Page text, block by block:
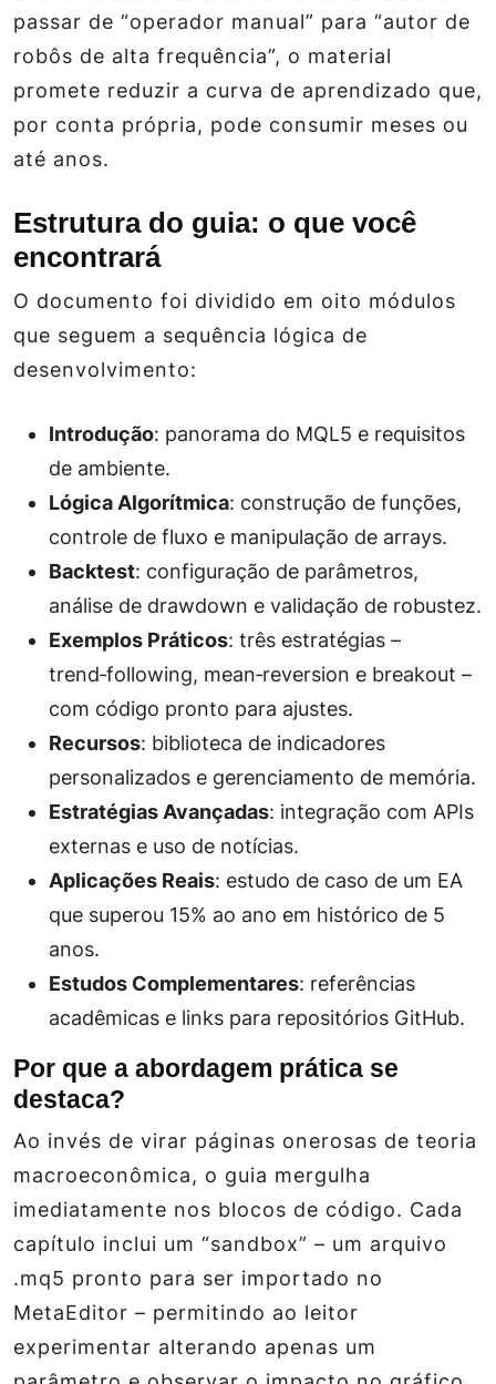
passar de “operador manual” para “autor de
robôs de alta frequência”, o material
promete reduzir a curva de aprendizado que,
por conta própria, pode consumir meses ou
até anos.
Estrutura do guia: o que você
encontrará
O documento foi dividido em oito módulos
que seguem a sequência lógica de
desenvolvimento:
Introdução: panorama do MQL5 e requisitos
de ambiente.
Lógica Algorítmica: construção de funções,
controle de fluxo e manipulação de arrays.
Backtest: configuração de parâmetros,
análise de drawdown e validação de robustez.
Exemplos Práticos: três estratégias –
trend‑following, mean‑reversion e breakout –
com código pronto para ajustes.
Recursos: biblioteca de indicadores
personalizados e gerenciamento de memória.
Estratégias Avançadas: integração com APIs
externas e uso de notícias.
Aplicações Reais: estudo de caso de um EA
que superou 15% ao ano em histórico de 5
anos.
Estudos Complementares: referências
acadêmicas e links para repositórios GitHub.
Por que a abordagem prática se
destaca?
Ao invés de virar páginas onerosas de teoria
macroeconômica, o guia mergulha
imediatamente nos blocos de código. Cada
capítulo inclui um “sandbox” – um arquivo
.mq5 pronto para ser importado no
MetaEditor – permitindo ao leitor
experimentar alterando apenas um